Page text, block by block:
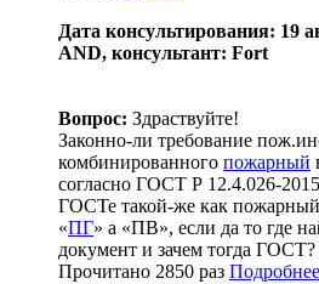
Дата консультирования: 19
AND, консультант: Fort
Вопрос: Здраствуйте!
Законно-ли требование
комбинированного пожарный
согласно ГОСТ Р 12.4.026-
ГОСТе такой-же как пожарный
«ПГ» а «ПВ», если да то где
документ и зачем тогда ГОСТ?
Прочитано 2850 раз